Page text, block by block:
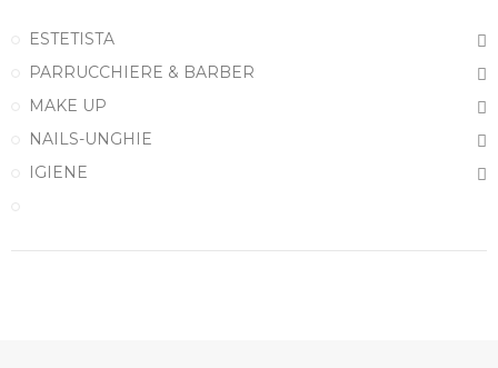
ESTETISTA
PARRUCCHIERE & BARBER
MAKE UP
NAILS-UNGHIE
IGIENE